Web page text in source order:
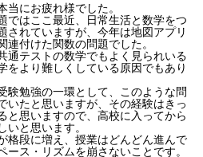
にお疲れ様でした。
ではここ最近、日常生活と数学をつ
されていますが、今年は地図アプリ
連付けた関数の問題でした。
通テストの数学でもよく見られいる
をより難しくしている原因でもあり
験勉強の一環として、このような問
いたと思いますが、その経験はきっ
と思いますので、高校に入ってから
いと思います。
格段に増え、授業はどんどん進んで
ス・リズムを崩さないことです。